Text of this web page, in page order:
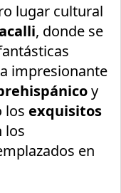
lugar cultural
, donde se
impresionante
y
los exquisitos
los
en